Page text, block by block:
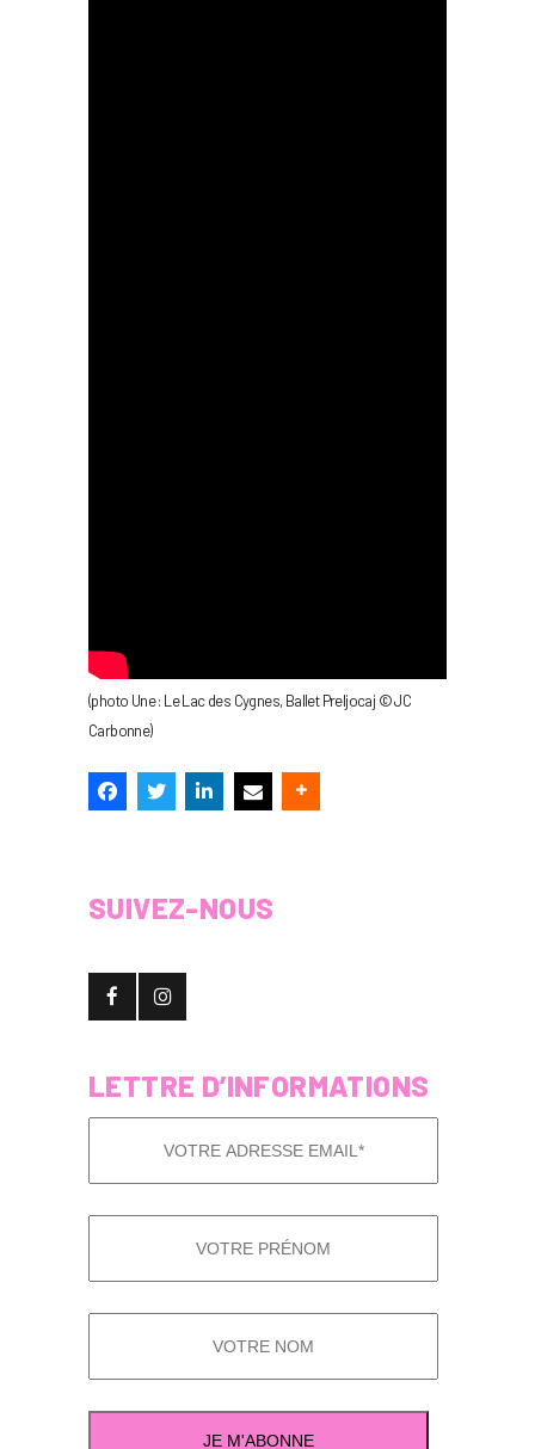
(photo Une : Le Lac des Cygnes, Ballet Preljocaj © JC
Carbonne)
SUIVEZ-NOUS
LETTRE D’INFORMATIONS